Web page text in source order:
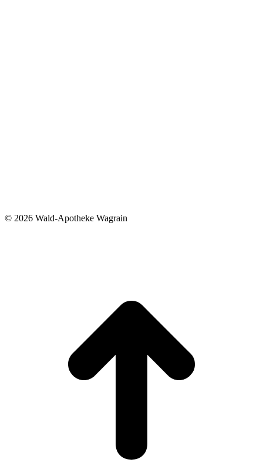
© 2026 Wald-Apotheke Wagrain